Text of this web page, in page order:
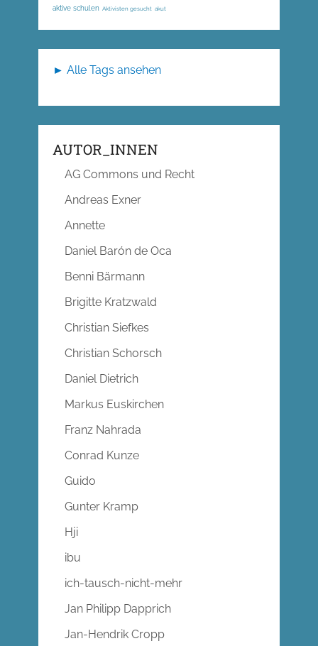
aktive schulen Aktivisten gesucht akut
► Alle Tags ansehen
AUTOR_INNEN
AG Commons und Recht
Andreas Exner
Annette
Daniel Barón de Oca
Benni Bärmann
Brigitte Kratzwald
Christian Siefkes
Christian Schorsch
Daniel Dietrich
Markus Euskirchen
Franz Nahrada
Conrad Kunze
Guido
Gunter Kramp
Hji
ibu
ich-tausch-nicht-mehr
Jan Philipp Dapprich
Jan-Hendrik Cropp